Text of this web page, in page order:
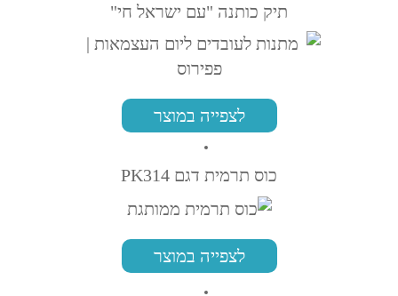
תיק כותנה "עם ישראל חי"
לצפייה במוצר
כוס תרמית דגם PK314
לצפייה במוצר